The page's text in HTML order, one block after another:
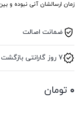
زمان ارسالشان آنی نبوده و بین ۱ الی ۷ روز کاری زمان بر می
ضمانت اصالت
7 روز گارانتی بازگشت وجه
۰ تومان